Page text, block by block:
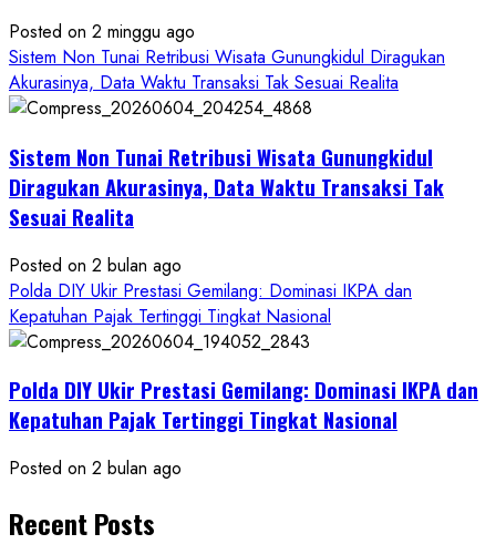
Posted on 2 minggu ago
Sistem Non Tunai Retribusi Wisata Gunungkidul Diragukan
Akurasinya, Data Waktu Transaksi Tak Sesuai Realita
Sistem Non Tunai Retribusi Wisata Gunungkidul
Diragukan Akurasinya, Data Waktu Transaksi Tak
Sesuai Realita
Posted on 2 bulan ago
Polda DIY Ukir Prestasi Gemilang: Dominasi IKPA dan
Kepatuhan Pajak Tertinggi Tingkat Nasional
Polda DIY Ukir Prestasi Gemilang: Dominasi IKPA dan
Kepatuhan Pajak Tertinggi Tingkat Nasional
Posted on 2 bulan ago
Recent Posts